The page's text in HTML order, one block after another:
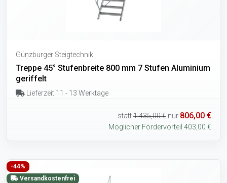
Günzburger Steigtechnik
Treppe 45° Stufenbreite 800 mm 7 Stufen Aluminium
geriffelt
Lieferzeit 11 - 13 Werktage
statt1.435,00 € nur 806,00 €
Möglicher Fördervorteil 403,00 €
-44%
Versandkostenfrei